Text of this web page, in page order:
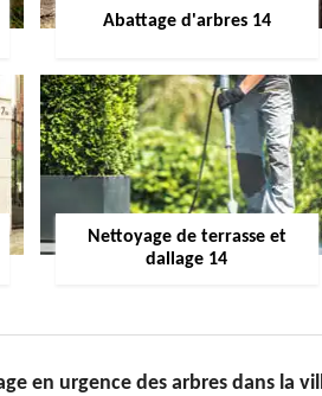
Abattage d'arbres 14
Nettoyage de terrasse et
dallage 14
en urgence des arbres dans la